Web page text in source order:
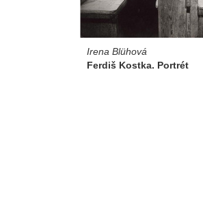
Irena Blühová
Ferdiš Kostka. Portrét